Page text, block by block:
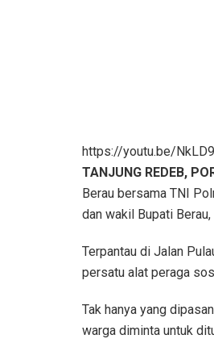
https://youtu.be/
TANJUNG REDEB,
Berau bersama TNI
dan wakil Bupati
Terpantau di Jalan
persatu alat peraga
Tak hanya yang
warga diminta untuk